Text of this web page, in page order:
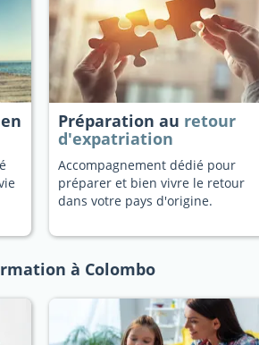
en
Préparation au retour
d'expatriation
Accompagnement dédié pour
préparer et bien vivre le retour
dans votre pays d'origine.
à Colombo